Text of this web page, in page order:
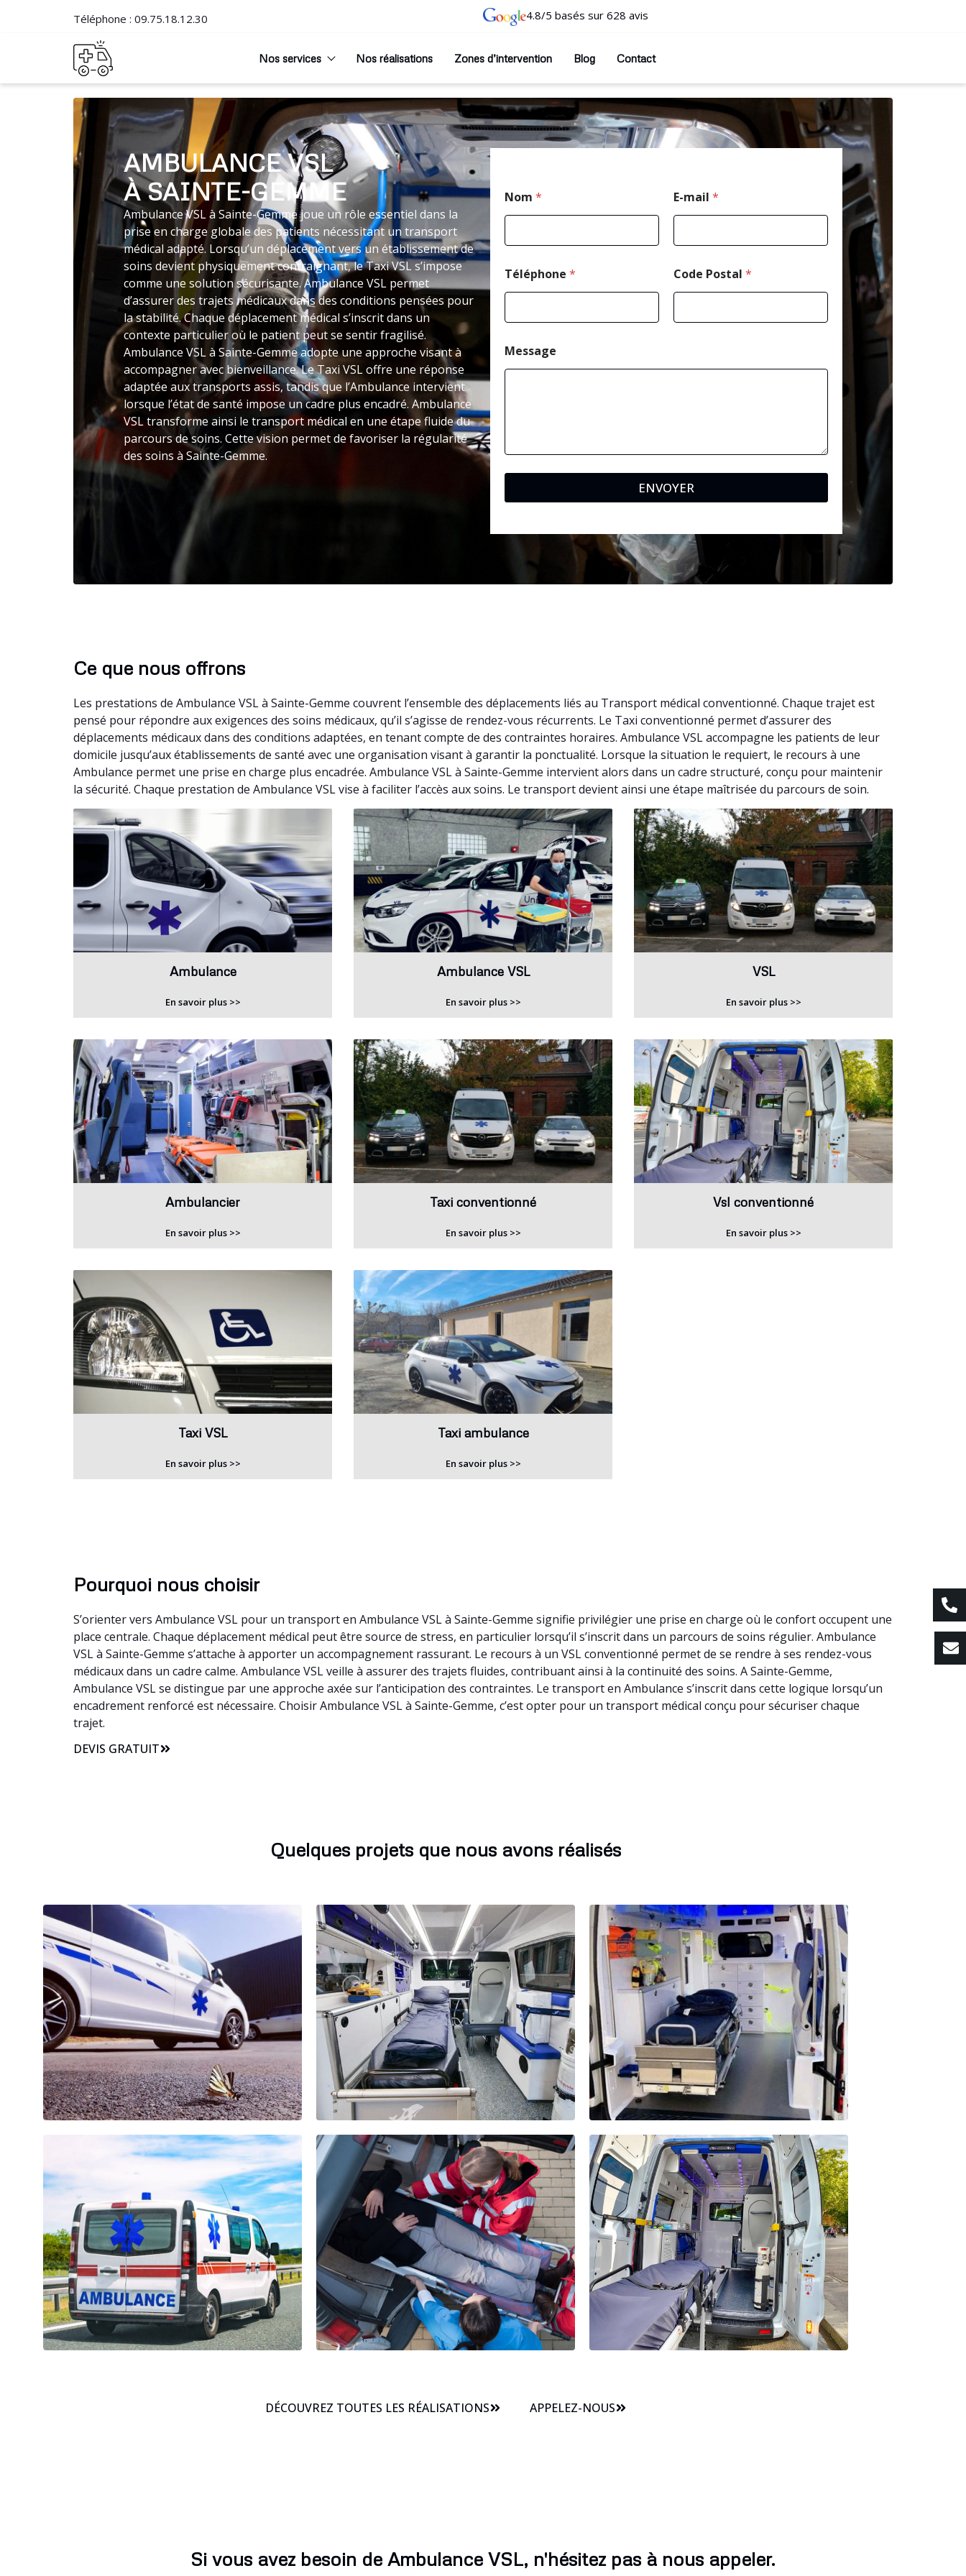
Téléphone : 09.75.18.12.30 4.8/5 basés sur 628 avis
Nos services Nos réalisations Zones d’intervention Blog Contact
AMBULANCE VSL
À SAINTE-GEMME
Ambulance VSL à Sainte-Gemme joue un rôle essentiel dans la
prise en charge globale des patients nécessitant un transport
médical adapté. Lorsqu’un déplacement vers un établissement de
soins devient physiquement contraignant, le Taxi VSL s’impose
comme une solution sécurisante. Ambulance VSL permet
d’assurer des trajets médicaux dans des conditions pensées pour
la stabilité. Chaque déplacement médical s’inscrit dans un
contexte particulier où le patient peut se sentir fragilisé.
Ambulance VSL à Sainte-Gemme adopte une approche visant à
accompagner avec bienveillance. Le Taxi VSL offre une réponse
adaptée aux transports assis, tandis que l’Ambulance intervient
lorsque l’état de santé impose un cadre plus encadré. Ambulance
VSL transforme ainsi le transport médical en une étape fluide du
parcours de soins. Cette vision permet de favoriser la régularité
des soins à Sainte-Gemme.
o
s
a
*
*
Nom * E-mail *
Téléphone * Code Postal *
Message
ENVOYER
Ce que nous offrons
Les prestations de Ambulance VSL à Sainte-Gemme couvrent l’ensemble des déplacements liés au Transport médical conventionné. Chaque trajet est
pensé pour répondre aux exigences des soins médicaux, qu’il s’agisse de rendez-vous récurrents. Le Taxi conventionné permet d’assurer des
déplacements médicaux dans des conditions adaptées, en tenant compte de des contraintes horaires. Ambulance VSL accompagne les patients de leur
domicile jusqu’aux établissements de santé avec une organisation visant à garantir la ponctualité. Lorsque la situation le requiert, le recours à une
Ambulance permet une prise en charge plus encadrée. Ambulance VSL à Sainte-Gemme intervient alors dans un cadre structuré, conçu pour maintenir
la sécurité. Chaque prestation de Ambulance VSL vise à faciliter l’accès aux soins. Le transport devient ainsi une étape maîtrisée du parcours de soin.
Ambulance
En savoir plus >>
Ambulance VSL
En savoir plus >>
VSL
En savoir plus >>
Ambulancier
En savoir plus >>
Taxi conventionné
En savoir plus >>
Vsl conventionné
En savoir plus >>
Taxi VSL
En savoir plus >>
Taxi ambulance
En savoir plus >>
Pourquoi nous choisir
S’orienter vers Ambulance VSL pour un transport en Ambulance VSL à Sainte-Gemme signifie privilégier une prise en charge où le confort occupent une
place centrale. Chaque déplacement médical peut être source de stress, en particulier lorsqu’il s’inscrit dans un parcours de soins régulier. Ambulance
VSL à Sainte-Gemme s’attache à apporter un accompagnement rassurant. Le recours à un VSL conventionné permet de se rendre à ses rendez-vous
médicaux dans un cadre calme. Ambulance VSL veille à assurer des trajets fluides, contribuant ainsi à la continuité des soins. A Sainte-Gemme,
Ambulance VSL se distingue par une approche axée sur l’anticipation des contraintes. Le transport en Ambulance s’inscrit dans cette logique lorsqu’un
encadrement renforcé est nécessaire. Choisir Ambulance VSL à Sainte-Gemme, c’est opter pour un transport médical conçu pour sécuriser chaque
trajet.
DEVIS GRATUIT
Quelques projets que nous avons réalisés
DÉCOUVREZ TOUTES LES RÉALISATIONS APPELEZ-NOUS
Si vous avez besoin de Ambulance VSL, n'hésitez pas à nous appeler.